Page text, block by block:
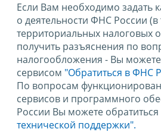
Если Вам необходимо задать
о деятельности ФНС России
территориальных налоговых
получить разъяснения по
налогообложения - Вы можете
сервисом "Обратиться в ФНС
По вопросам
сервисов и программного
России Вы можете обратиться
технической поддержки".